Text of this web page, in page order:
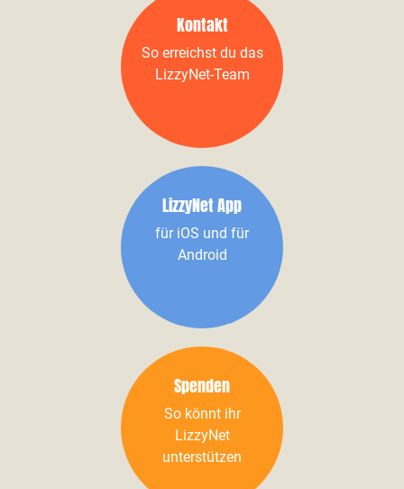
Kontakt
So erreichst du das
LizzyNet-Team
LizzyNet App
für iOS und für
Android
Spenden
So könnt ihr
LizzyNet
unterstützen